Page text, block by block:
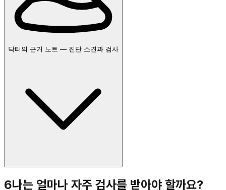
닥터의 근거 노트 — 진단 소견과 검사
6나는 얼마나 자주 검사를 받아야 할까요?